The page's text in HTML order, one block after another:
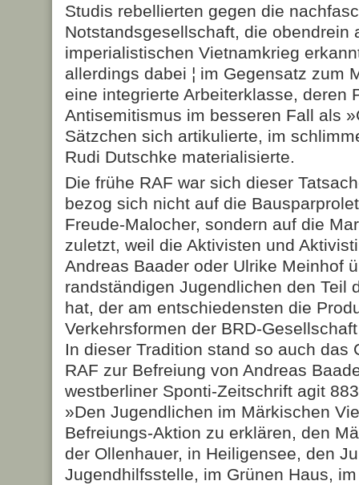
Studis rebellierten gegen die
Notstandsgesellschaft, die obendrein
imperialistischen Vietnamkrieg
allerdings dabei ¦ im Gegensatz zum
eine integrierte Arbeiterklasse, deren
Antisemitismus im besseren Fall als
Sätzchen sich artikulierte, im
Rudi Dutschke materialisierte.
Die frühe RAF war sich dieser
bezog sich nicht auf die
Freude-Malocher, sondern auf die
zuletzt, weil die Aktivisten und
Andreas Baader oder Ulrike Meinhof
randständigen Jugendlichen den Teil
hat, der am entschiedensten die
Verkehrsformen der BRD-
In dieser Tradition stand so auch das
RAF zur Befreiung von Andreas
westberliner Sponti-Zeitschrift agit
»Den Jugendlichen im Märkischen
Befreiungs-Aktion zu erklären, den
der Ollenhauer, in Heiligensee, den
Jugendhilfsstelle, im Grünen Haus,